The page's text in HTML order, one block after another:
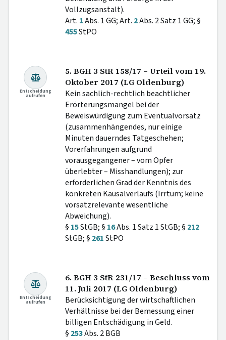
Vollzugsanstalt).
Art. 1Abs. 1 GG; Art. 2Abs. 2 Satz 1 GG; §
455StPO
Entscheidung
aufrufen
5. BGH 3 StR 158/17 – Urteil vom 19.
Oktober 2017 (LG Oldenburg)
Kein sachlich-rechtlich beachtlicher
Erörterungsmangel bei der
Beweiswürdigung zum Eventualvorsatz
(zusammenhängendes, nur einige
Minuten dauerndes Tatgeschehen;
Vorerfahrungen aufgrund
vorausgegangener – vom Opfer
überlebter – Misshandlungen); zur
erforderlichen Grad der Kenntnis des
konkreten Kausalverlaufs (Irrtum; keine
vorsatzrelevante wesentliche
Abweichung).
§ 15StGB; § 16Abs. 1 Satz 1 StGB; § 212
StGB; § 261StPO
Entscheidung
aufrufen
6. BGH 3 StR 231/17 – Beschluss vom
11. Juli 2017 (LG Oldenburg)
Berücksichtigung der wirtschaftlichen
Verhältnisse bei der Bemessung einer
billigen Entschädigung in Geld.
§ 253Abs. 2 BGB